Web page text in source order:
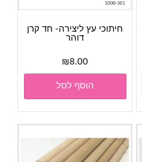
חיתוכי עץ ליצירה- חד קרן
דוהר
₪8.00
הוסף לסל